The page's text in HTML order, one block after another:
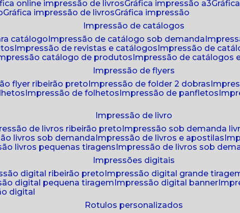
online impressão de livros gráfica impressão a3
gráfica impressão de livros
gráfica impressão
impressão de catálogos
catálogo impressão de catálogo sob demanda
impressão de revistas e catálogos impressão de
catálogo de produtos impressão de catálogos
impressão de flyers
flyer ribeirão preto impressão de folder 2 dobras
impressão de folhetos impressão de panfletos
impressão de livro
de livros ribeirão preto impressão sob demanda
livros sob demanda impressão de livros e apostilas
livros pequenas tiragens impressão de livros sob
impressões digitais
digital ribeirão preto impressão digital grande
digital pequena tiragem impressão digital banner
digital
rotulos personalizados